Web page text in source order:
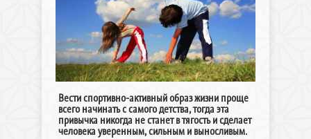
Вести спортивно-активный образ жизни проще
всего начинать с самого детства, тогда эта
привычка никогда не станет в тягость и сделает
человека уверенным, сильным и выносливым.